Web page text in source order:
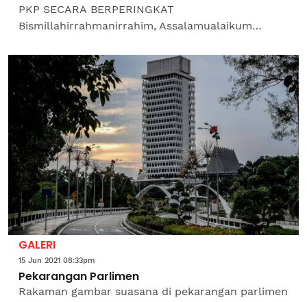
PKP SECARA BERPERINGKAT
Bismillahirrahmanirrahim, Assalamualaikum
Sejahtera, Apa khabar semua? Saya berharap...
GALERI
15 Jun 2021 08:33pm
Pekarangan Parlimen
Rakaman gambar suasana di pekarangan parlimen